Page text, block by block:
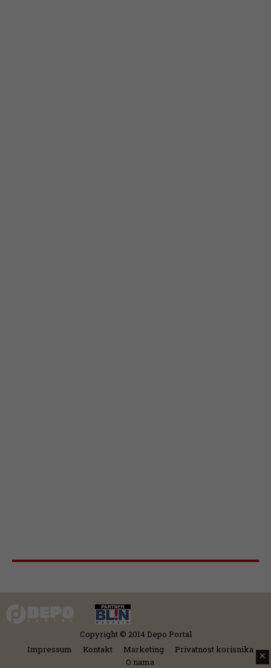
Copyright © 2014 Depo Portal
Impressum
Kontakt Marketing
Privatnost korisnika
O nama
✕